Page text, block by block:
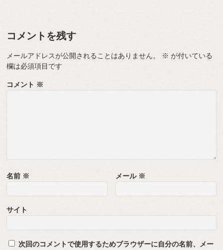
コメントを残す
メールアドレスが公開されることはありません。 ※ が付いている
欄は必須項目です
コメント ※
名前 ※ メール ※
サイト
次回のコメントで使用するためブラウザーに自分の名前、メー